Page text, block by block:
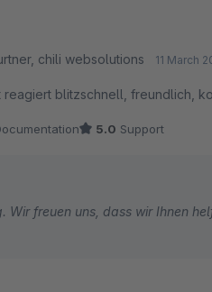
chili websolutions 11 March
blitzschnell, freundlich,
5.0 Support
Wir freuen uns, dass wir Ihnen